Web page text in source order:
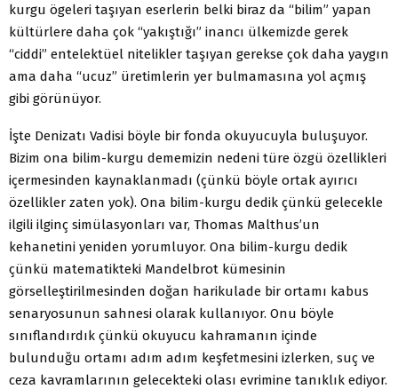
kurgu ögeleri taşıyan eserlerin belki biraz da “bilim” yapan
kültürlere daha çok “yakıştığı” inancı ülkemizde gerek
“ciddi” entelektüel nitelikler taşıyan gerekse çok daha yaygın
ama daha “ucuz” üretimlerin yer bulmamasına yol açmış
gibi görünüyor.
İşte Denizatı Vadisi böyle bir fonda okuyucuyla buluşuyor.
Bizim ona bilim-kurgu dememizin nedeni türe özgü özellikleri
içermesinden kaynaklanmadı (çünkü böyle ortak ayırıcı
özellikler zaten yok). Ona bilim-kurgu dedik çünkü gelecekle
ilgili ilginç simülasyonları var, Thomas Malthus’un
kehanetini yeniden yorumluyor. Ona bilim-kurgu dedik
çünkü matematikteki Mandelbrot kümesinin
görselleştirilmesinden doğan harikulade bir ortamı kabus
senaryosunun sahnesi olarak kullanıyor. Onu böyle
sınıflandırdık çünkü okuyucu kahramanın içinde
bulunduğu ortamı adım adım keşfetmesini izlerken, suç ve
ceza kavramlarının gelecekteki olası evrimine tanıklık ediyor.